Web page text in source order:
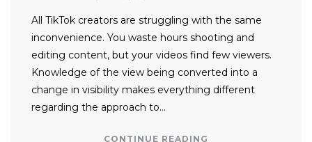
All TikTok creators are struggling with the same
inconvenience. You waste hours shooting and
editing content, but your videos find few viewers.
Knowledge of the view being converted into a
change in visibility makes everything different
regarding the approach to…
CONTINUE READING